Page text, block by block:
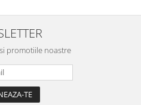
promotiile noastre